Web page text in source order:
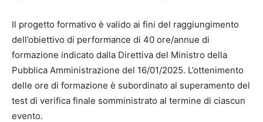
Il progetto formativo è valido ai fini del raggiungimento
dell’obiettivo di performance di 40 ore/annue di
formazione indicato dalla Direttiva del Ministro della
Pubblica Amministrazione del 16/01/2025. L’ottenimento
delle ore di formazione è subordinato al superamento del
test di verifica finale somministrato al termine di ciascun
evento.